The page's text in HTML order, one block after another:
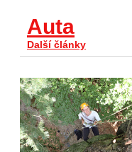
Auta
Další články